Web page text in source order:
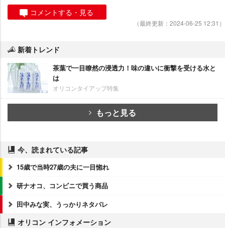
コメントする・見る
（最終更新：2024-06-25 12:31）
新着トレンド
茶葉で一目瞭然の浸透力！味の違いに衝撃を受ける水と
は
オリコンタイアップ特集
もっと見る
今、読まれている記事
15歳で当時27歳の夫に一目惚れ
研ナオコ、コンビニで買う商品
田中みな実、うっかりネタバレ
オリコン インフォメーション